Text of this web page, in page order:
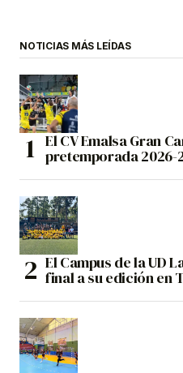
NOTICIAS MÁS LEÍDAS
El CV Emalsa Gran
pretemporada 2026-
El Campus de la UD
final a su edición en